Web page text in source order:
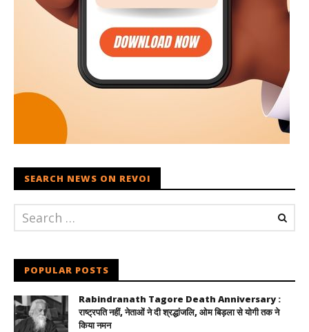
SEARCH NEWS ON REVOI
POPULAR POSTS
Rabindranath Tagore Death Anniversary :
राष्ट्रपति नहीं, नेताओं ने दी श्रद्धांजलि, ओम बिड़ला से योगी तक ने
किया नमन